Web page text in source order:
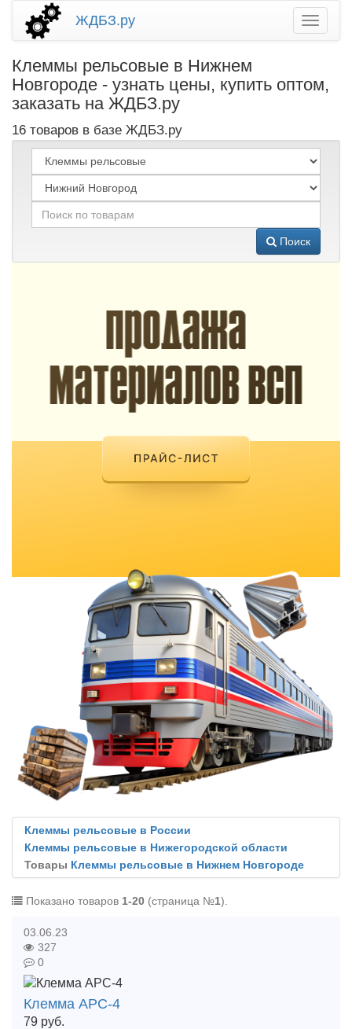
ЖДБЗ.ру
Клеммы рельсовые в Нижнем
Новгороде - узнать цены, купить оптом,
заказать на ЖДБЗ.ру
16 товаров в базе ЖДБЗ.ру
Поиск
Клеммы рельсовые в России
Клеммы рельсовые в Нижегородской области
Товары Клеммы рельсовые в Нижнем Новгороде
Показано товаров 1-20 (страница №1).
03.06.23
327
0
Клемма АРС-4
79 руб.